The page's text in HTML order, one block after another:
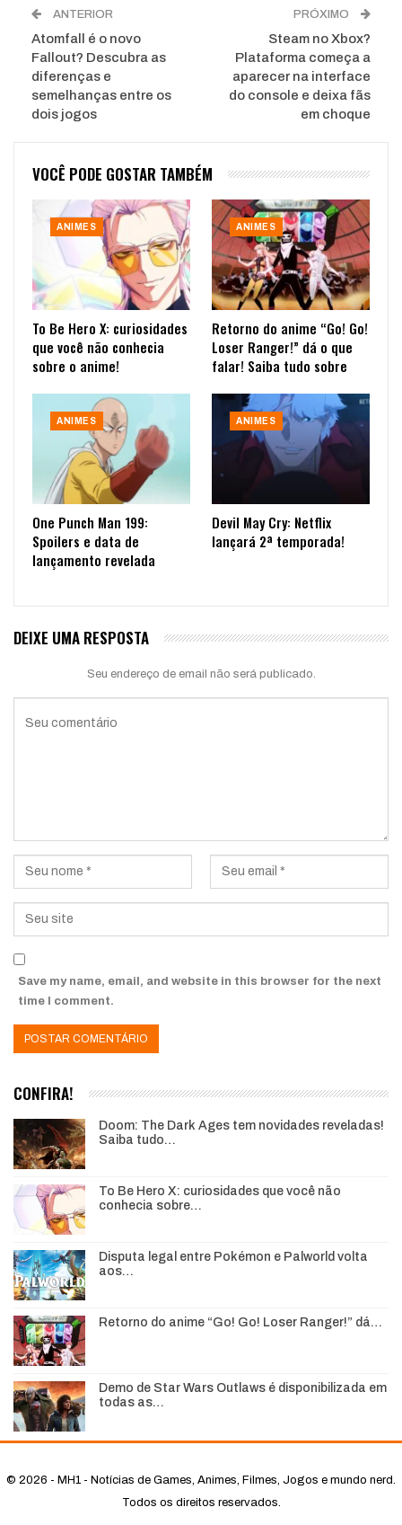
ANTERIOR
Atomfall é o novo
Fallout? Descubra as
diferenças e
semelhanças entre os
dois jogos
PRÓXIMO
Steam no Xbox?
Plataforma começa a
aparecer na interface
do console e deixa fãs
em choque
VOCÊ PODE GOSTAR TAMBÉM
ANIMES
To Be Hero X: curiosidades
que você não conhecia
sobre o anime!
ANIMES
Retorno do anime “Go! Go!
Loser Ranger!” dá o que
falar! Saiba tudo sobre
ANIMES
One Punch Man 199:
Spoilers e data de
lançamento revelada
ANIMES
Devil May Cry: Netflix
lançará 2ª temporada!
DEIXE UMA RESPOSTA
Seu endereço de email não será publicado.
Save my name, email, and website in this browser for the next
time I comment.
CONFIRA!
Doom: The Dark Ages tem novidades reveladas!
Saiba tudo…
To Be Hero X: curiosidades que você não
conhecia sobre…
Disputa legal entre Pokémon e Palworld volta
aos…
Retorno do anime “Go! Go! Loser Ranger!” dá…
Demo de Star Wars Outlaws é disponibilizada em
todas as…
© 2026 - MH1 - Notícias de Games, Animes, Filmes, Jogos e mundo nerd.
Todos os direitos reservados.